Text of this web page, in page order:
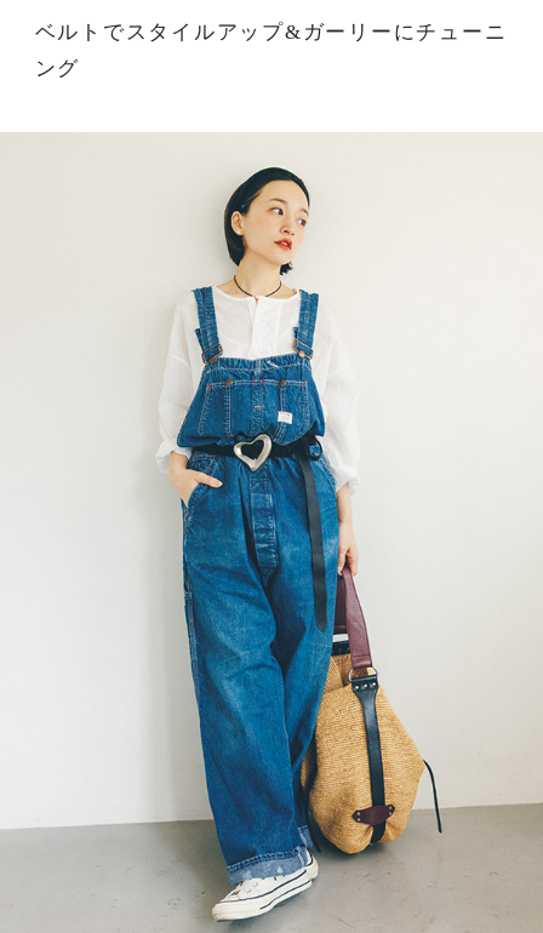
ベルトでスタイルアップ&ガーリーにチューニ
ング